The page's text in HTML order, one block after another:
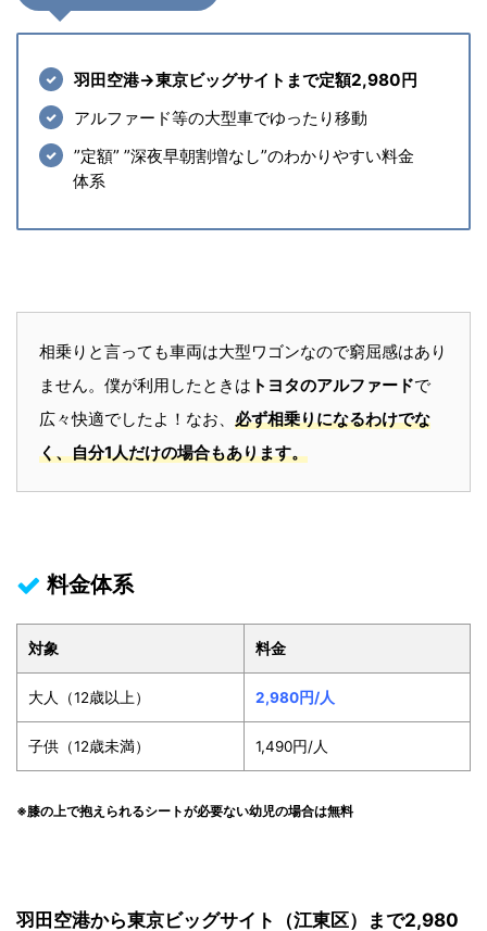
羽田空港→東京ビッグサイトまで定額2,980円
アルファード等の大型車でゆったり移動
”定額” ”深夜早朝割増なし”のわかりやすい料金
体系
相乗りと言っても車両は大型ワゴンなので窮屈感はあり
ません。僕が利用したときは トヨタのアルファードで
広々快適でしたよ！なお、 必ず相乗りになるわけでな
く、自分1人だけの場合もあります。
料金体系
対象 料金
大人（12歳以上） 2,980円/人
子供（12歳未満） 1,490円/人
※膝の上で抱えられるシートが必要ない幼児の場合は無料
羽田空港から東京ビッグサイト（江東区）まで2,980